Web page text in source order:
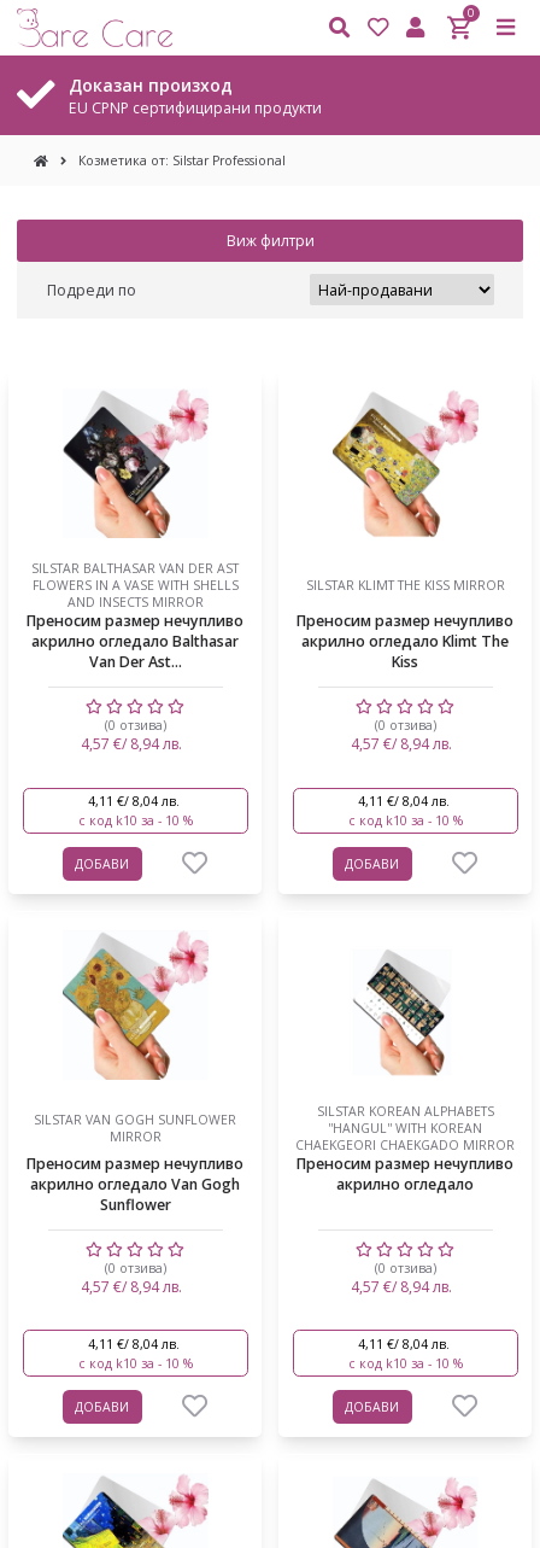
0
Доказан произход
EU CPNP сертифицирани продукти
Козметика от: Silstar Professional
Виж филтри
Подреди по
SILSTAR BALTHASAR VAN DER AST
FLOWERS IN A VASE WITH SHELLS
AND INSECTS MIRROR
Преносим размер нечупливо
акрилно огледало Balthasar
Van Der Ast...
(0 отзива)
4,57 €/ 8,94 лв.
4,11 €/ 8,04 лв.
с код k10 за - 10 %
ДОБАВИ
SILSTAR KLIMT THE KISS MIRROR
Преносим размер нечупливо
акрилно огледало Klimt The
Kiss
(0 отзива)
4,57 €/ 8,94 лв.
4,11 €/ 8,04 лв.
с код k10 за - 10 %
ДОБАВИ
SILSTAR VAN GOGH SUNFLOWER
MIRROR
Преносим размер нечупливо
акрилно огледало Van Gogh
Sunflower
(0 отзива)
4,57 €/ 8,94 лв.
4,11 €/ 8,04 лв.
с код k10 за - 10 %
ДОБАВИ
SILSTAR KOREAN ALPHABETS
''HANGUL'' WITH KOREAN
CHAEKGEORI CHAEKGADO MIRROR
Преносим размер нечупливо
акрилно огледало
(0 отзива)
4,57 €/ 8,94 лв.
4,11 €/ 8,04 лв.
с код k10 за - 10 %
ДОБАВИ